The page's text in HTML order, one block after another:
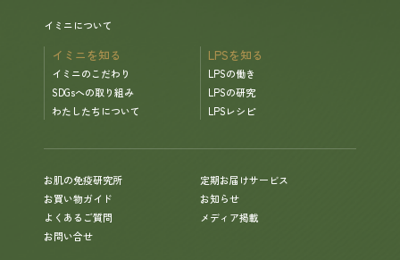
イミニについて
イミニを知る
イミニのこだわり
SDGsへの取り組み
わたしたちについて
LPSを知る
LPSの働き
LPSの研究
LPSレシピ
お肌の免疫研究所
定期お届けサービス
お買い物ガイド
お知らせ
よくあるご質問
メディア掲載
お問い合せ